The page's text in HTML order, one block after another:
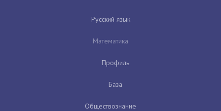
Русский язык
Математика
Профиль
База
Обществознание